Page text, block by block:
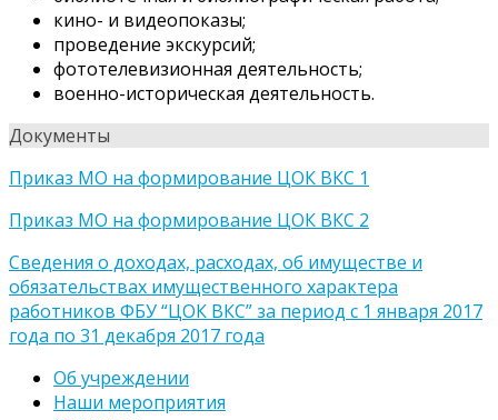
кино- и видеопоказы;
проведение экскурсий;
фототелевизионная деятельность;
военно-историческая деятельность.
Документы
Приказ МО на формирование ЦОК ВКС 1
Приказ МО на формирование ЦОК ВКС 2
Сведения о доходах, расходах, об имуществе и
обязательствах имущественного характера
работников ФБУ “ЦОК ВКС” за период с 1 января 2017
года по 31 декабря 2017 года
Об учреждении
Наши мероприятия